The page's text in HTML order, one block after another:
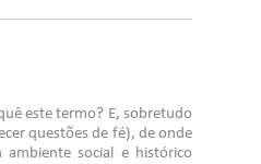
este termo? E, sobretudo
questões de fé), de onde
social e histórico